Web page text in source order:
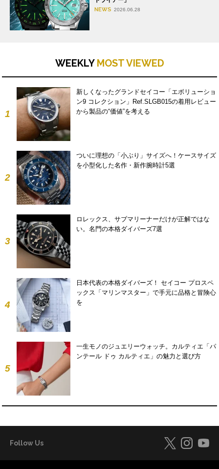
NEWS 2026.06.28
WEEKLY MOST VIEWED
1
新しくなったグランドセイコー「エボリューショ
ン9 コレクション」Ref.SLGB015の着用レビュー
から製品の“価値”を考える
2
ついに理想の「小ぶり」サイズへ！ケースサイズ
を小型化した名作・新作腕時計5選
3
ロレックス、サブマリーナーだけが正解ではな
い。名門の本格ダイバーズ7選
4
日本代表の本格ダイバーズ！ セイコー プロスペ
ックス「マリンマスター」で手元に品格と冒険心
を
5
一生モノのジュエリーウォッチ。カルティエ「パ
ンテール ドゥ カルティエ」の魅力と選び方
Follow Us